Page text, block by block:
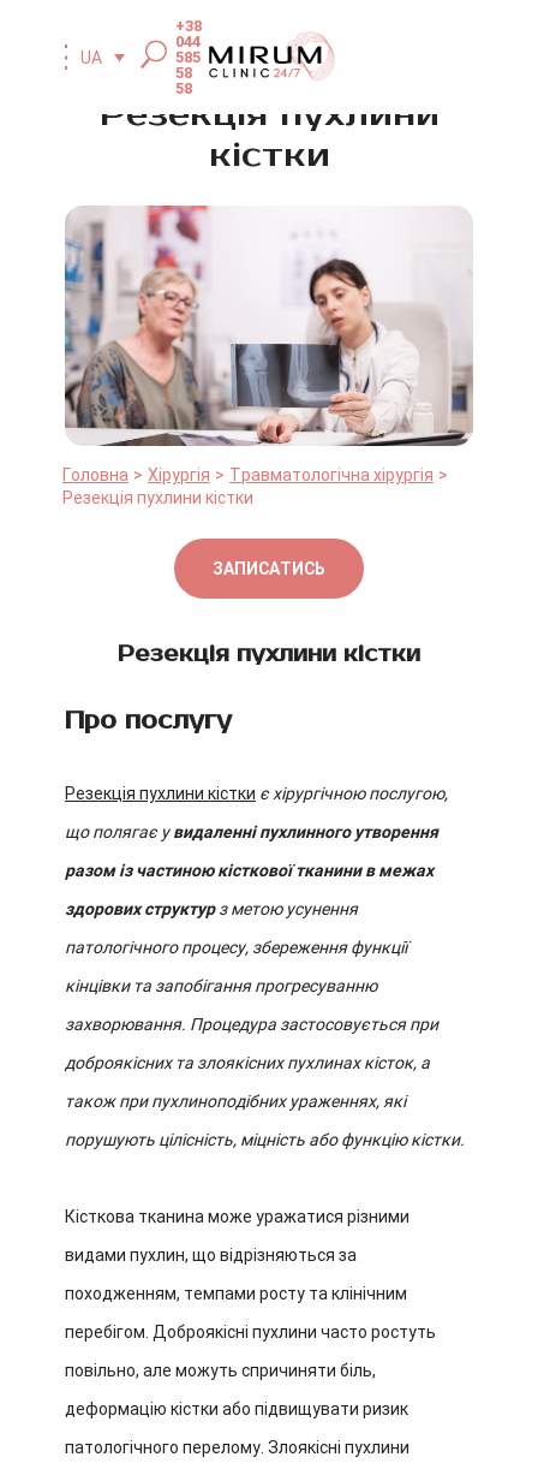
UA
+38
044
585
58
58
Резекція пухлини
кістки
Головна Хірургія
Травматологічна хірургія
Резекція пухлини кістки
ЗАПИСАТИСЬ
Резекція пухлини кістки
Про послугу
Резекція пухлини кістки є хірургічною послугою,
що полягає увидаленні пухлинного утворення
разом із частиною кісткової тканини в межах
здорових структурз метою усунення
патологічного процесу, збереження функції
кінцівки та запобігання прогресуванню
захворювання. Процедура застосовується при
доброякісних та злоякісних пухлинах кісток, а
також при пухлиноподібних ураженнях, які
порушують цілісність, міцність або функцію кістки.
Кісткова тканина може уражатися різними
видами пухлин, що відрізняються за
походженням, темпами росту та клінічним
перебігом. Доброякісні пухлини часто ростуть
повільно, але можуть спричиняти біль,
деформацію кістки або підвищувати ризик
патологічного перелому. Злоякісні пухлини